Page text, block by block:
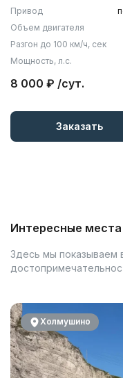
Привод
Объем двигателя
Разгон до 100 км/ч, сек
Мощность, л.с.
8 000 ₽ /сут.
Заказать
Интересные
Здесь мы показываем
Холмушино